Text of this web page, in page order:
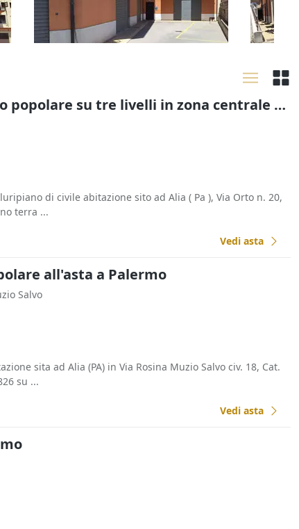
30/09/2026 30/
Asta Abitazione di tipo popolare su tre livelli in zona centrale e storica
di civile abitazione sito ad Alia ( Pa ), Via Orto n. 20,
terra ...
Vedi asta
all'asta a Palermo
Salvo
sita ad Alia (PA) in Via Rosina Muzio Salvo civ. 18, Cat.
su ...
Vedi asta